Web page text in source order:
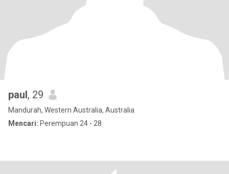
paul, 29
Mandurah, Western Australia, Australia
Mencari: Perempuan 24 - 28